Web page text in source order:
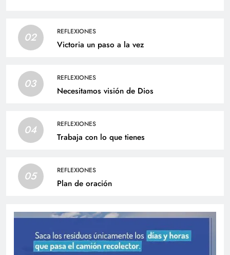
02 REFLEXIONES
Victoria un paso a la vez
03 REFLEXIONES
Necesitamos visión de Dios
04 REFLEXIONES
Trabaja con lo que tienes
05 REFLEXIONES
Plan de oración